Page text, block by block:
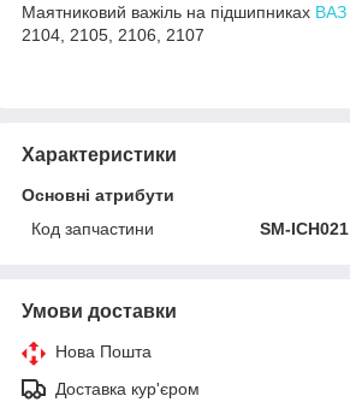
Маятниковий важіль на підшипниках ВАЗ
2104, 2105, 2106, 2107
Характеристики
Основні атрибути
Код запчастини
SM-ICH021
Умови доставки
Нова Пошта
Доставка кур'єром